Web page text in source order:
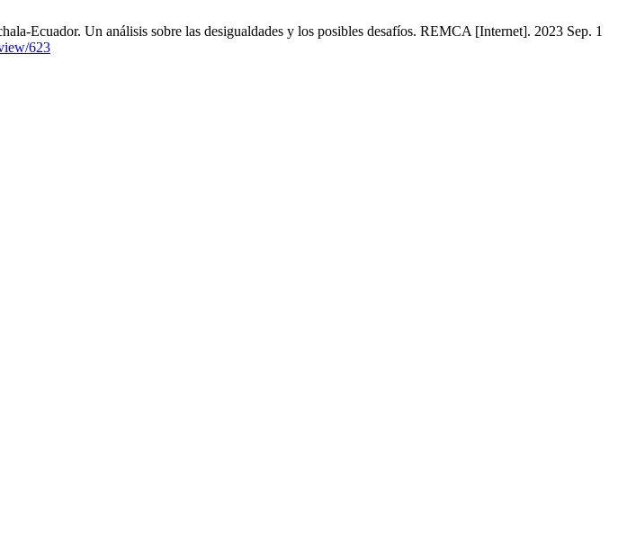
Ecuador. Un análisis sobre las desigualdades y los posibles desafíos. REMCA [Internet]. 2023 Sep. 1
623